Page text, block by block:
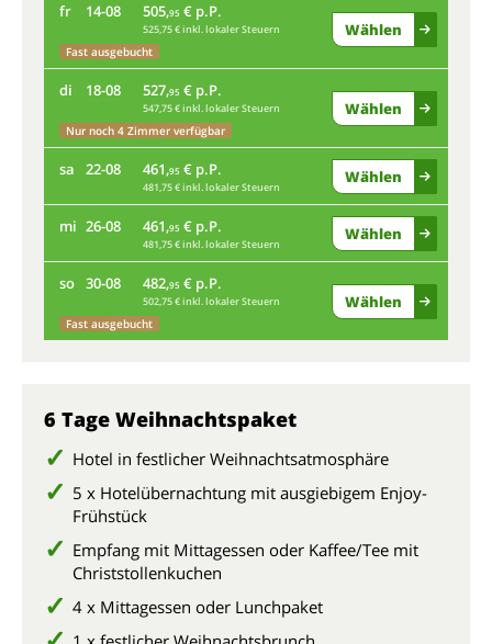
fr 14-08 505,95 € p.P.
525,75 € inkl. lokaler Steuern
Fast ausgebucht
Wählen
di 18-08 527,95 € p.P.
547,75 € inkl. lokaler Steuern
Nur noch 4 Zimmer verfügbar
Wählen
sa 22-08 461,95 € p.P.
481,75 € inkl. lokaler Steuern
Wählen
mi 26-08 461,95 € p.P.
481,75 € inkl. lokaler Steuern
Wählen
so 30-08 482,95 € p.P.
502,75 € inkl. lokaler Steuern
Fast ausgebucht
Wählen
6 Tage Weihnachtspaket
Hotel in festlicher Weihnachtsatmosphäre
5 x Hotelübernachtung mit ausgiebigem Enjoy-
Frühstück
Empfang mit Mittagessen oder Kaffee/Tee mit
Christstollenkuchen
4 x Mittagessen oder Lunchpaket